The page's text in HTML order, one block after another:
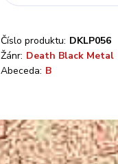
Číslo produktu: DKLP056
Žánr: Death Black Metal
Abeceda: B